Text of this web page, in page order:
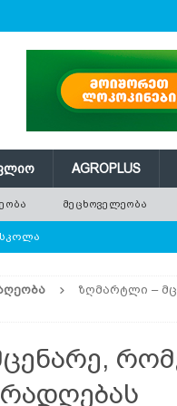
AGROPLUS
ᲛᲔᲪᲮᲝᲕᲔᲚᲔᲝᲑᲐ
AGROPLUS
პროგნოზირებენ ᲐᲒᲠᲝ
ზღმარტლი –